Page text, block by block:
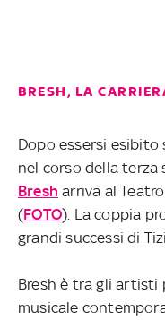
BRESH, LA
Dopo essersi esibito
nel corso della terza
Bresh arriva al
(FOTO). La coppia
grandi successi di
Bresh è tra gli artisti
musicale